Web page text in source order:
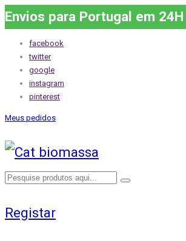
Envios para Portugal em 24H
facebook
twitter
google
instagram
pinterest
Meus pedidos
Registar